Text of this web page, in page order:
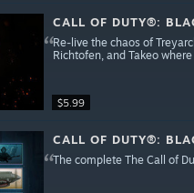
$5.99
CALL OF DUTY®:
Re-live the chaos of
Richtofen, and Takeo
CALL OF DUTY®:
The complete The Call of